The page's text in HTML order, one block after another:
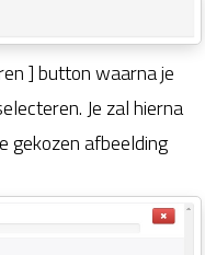
] button waarna je
Je zal hierna
gekozen afbeelding